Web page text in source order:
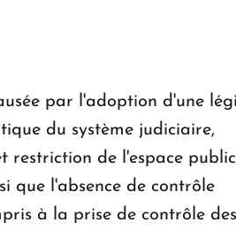
par l'adoption d'une
du système judiciaire,
restriction de l'espace
que l'absence de contrôle
à la prise de contrôle des